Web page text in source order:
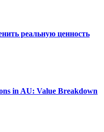
реальную ценность
in AU: Value Breakdown